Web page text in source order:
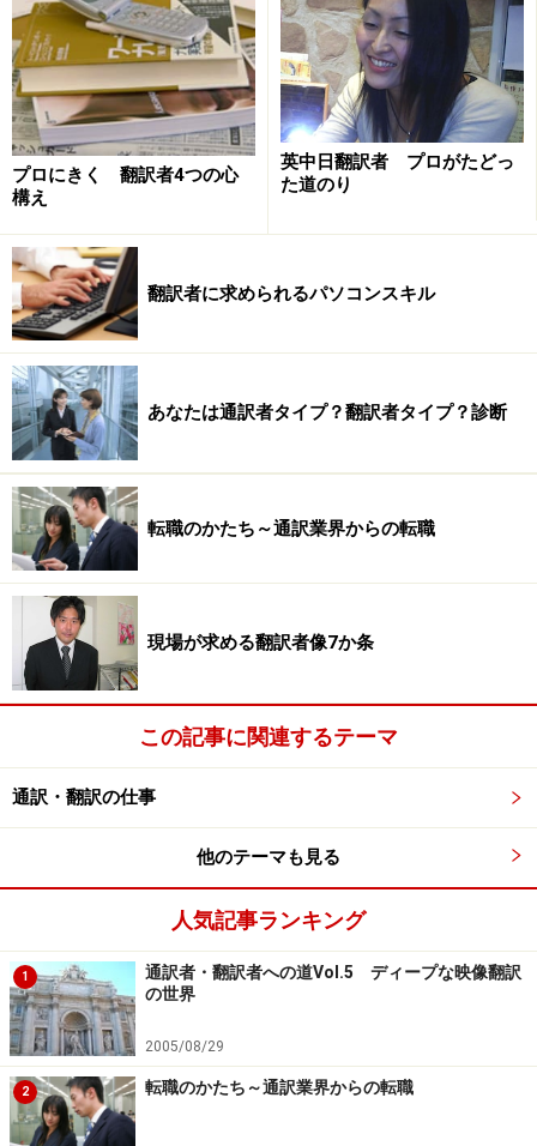
プロにきく 翻訳者4つの心
構え
英中日翻訳者 プロがたどっ
た道のり
翻訳者に求められるパソコンスキル
あなたは通訳者タイプ？翻訳者タイプ？診断
転職のかたち～通訳業界からの転職
現場が求める翻訳者像7か条
この記事に関連するテーマ
通訳・翻訳の仕事
他のテーマも見る
人気記事ランキング
1
通訳者・翻訳者への道Vol.5 ディープな映像翻訳
の世界
2005/08/29
2 転職のかたち～通訳業界からの転職